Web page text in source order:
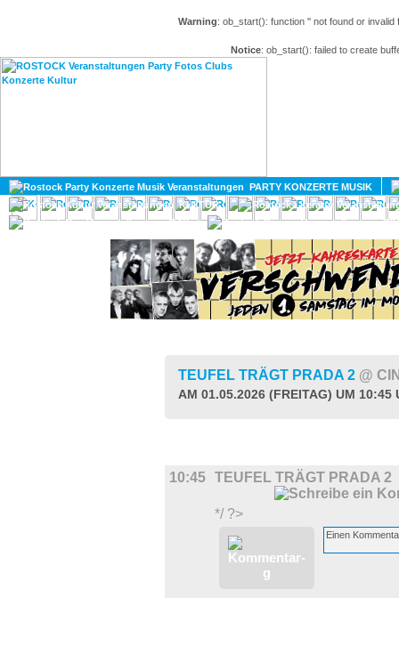
Warning: ob_start(): function '' not found or
Notice: ob_start(): failed to create
PARTY KONZERTE MUSIK
KULTUR
GAY
TEUFEL TRÄGT PRADA 2 @
AM 01.05.2026 (FREITAG) UM 10:45
10:45 TEUFEL TRÄGT PRADA 2
*/ ?>